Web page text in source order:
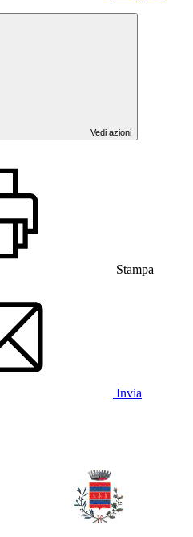
Vedi azioni
Stampa
Invia